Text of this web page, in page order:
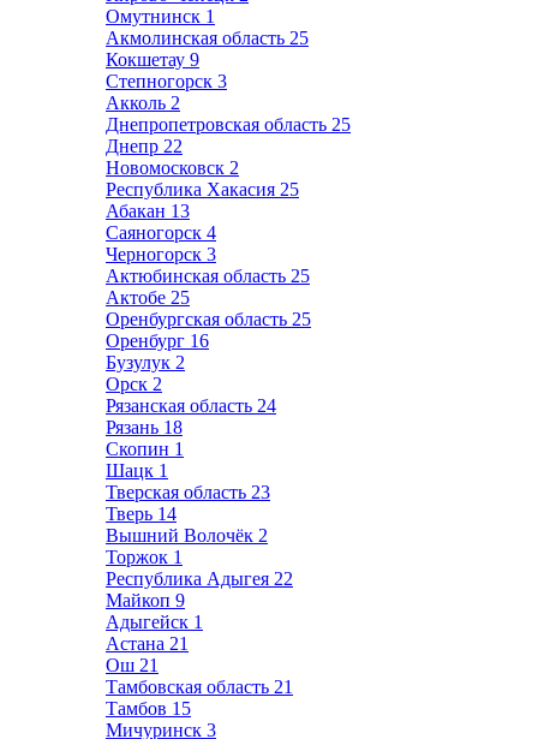
Омутнинск 1
Акмолинская область 25
Кокшетау 9
Степногорск 3
Акколь 2
Днепропетровская область 25
Днепр 22
Новомосковск 2
Республика Хакасия 25
Абакан 13
Саяногорск 4
Черногорск 3
Актюбинская область 25
Актобе 25
Оренбургская область 25
Оренбург 16
Бузулук 2
Орск 2
Рязанская область 24
Рязань 18
Скопин 1
Шацк 1
Тверская область 23
Тверь 14
Вышний Волочёк 2
Торжок 1
Республика Адыгея 22
Майкоп 9
Адыгейск 1
Астана 21
Ош 21
Тамбовская область 21
Тамбов 15
Мичуринск 3